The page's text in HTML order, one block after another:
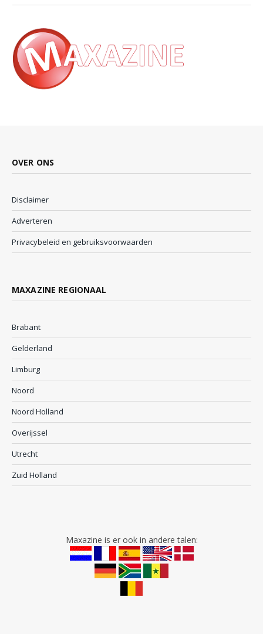
OVER ONS
Disclaimer
Adverteren
Privacybeleid en gebruiksvoorwaarden
MAXAZINE REGIONAAL
Brabant
Gelderland
Limburg
Noord
Noord Holland
Overijssel
Utrecht
Zuid Holland
Maxazine is er ook in andere talen: